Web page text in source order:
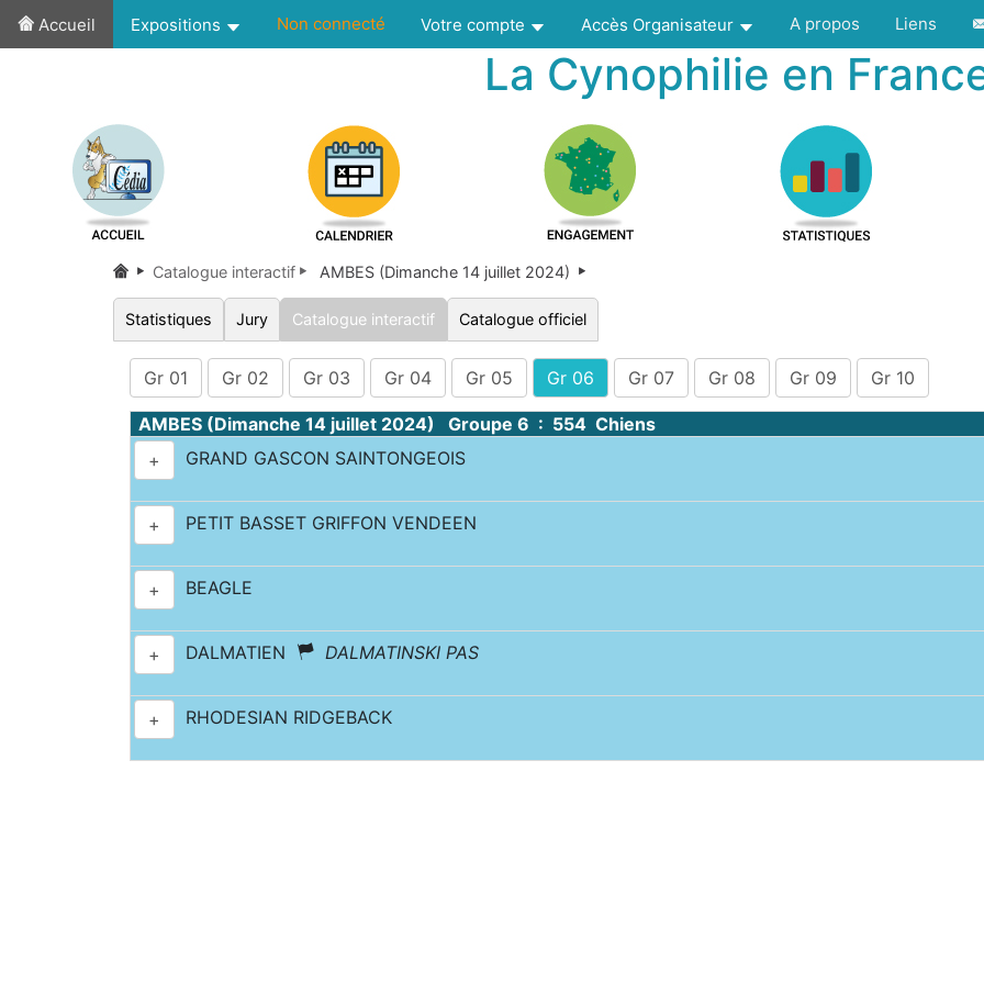
Accueil Expositions Non connecté Votre compte Accès Organisateur A propos Liens
La Cynophilie en
Catalogue interactif AMBES (Dimanche 14 juillet 2024)
Statistiques Jury Catalogue interactif Catalogue officiel
Gr 01 Gr 02 Gr 03 Gr 04 Gr 05 Gr 06 Gr 07 Gr 08 Gr 09 Gr 10
AMBES (Dimanche 14 juillet 2024) Groupe 6 : 554 Chiens
+
GRAND GASCON SAINTONGEOIS
+ PETIT BASSET GRIFFON VENDEEN
+ BEAGLE
+ DALMATIEN DALMATINSKI PAS
+ RHODESIAN RIDGEBACK